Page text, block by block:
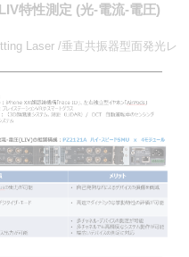
特性測定 (光-電流-電圧)
Laser /垂直共振器型面発光レ